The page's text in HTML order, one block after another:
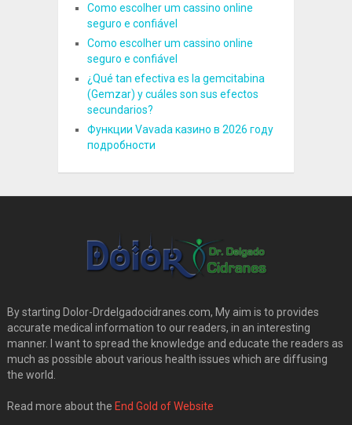
Como escolher um cassino online
seguro e confiável
Como escolher um cassino online
seguro e confiável
¿Qué tan efectiva es la gemcitabina
(Gemzar) y cuáles son sus efectos
secundarios?
Функции Vavada казино в 2026 году
подробности
By starting Dolor-Drdelgadocidranes.com, My aim is to provides
accurate medical information to our readers, in an interesting
manner. I want to spread the knowledge and educate the readers as
much as possible about various health issues which are diffusing
the world.
Read more about the End Gold of Website